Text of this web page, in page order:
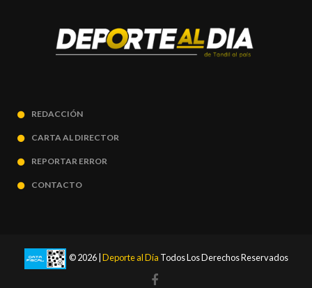
REDACCIÓN
CARTA AL DIRECTOR
REPORTAR ERROR
CONTACTO
© 2026 | Deporte al Día Todos Los Derechos Reservados